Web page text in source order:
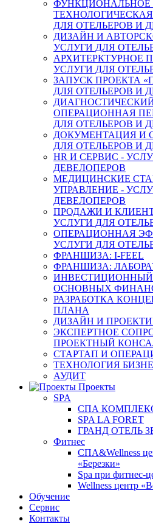
ФУНКЦИОНАЛЬНОЕ
ДЛЯ ОТЕЛЬЕРОВ И
ДИЗАЙН И
УСЛУГИ ДЛЯ
АРХИТЕРКТУРНОЕ
УСЛУГИ ДЛЯ
ЗАПУСК ПРОЕКТА
ДЛЯ ОТЕЛЬЕРОВ И
ОПЕРАЦИОННАЯ
ДЛЯ ОТЕЛЬЕРОВ И
ДОКУМЕНТАЦИЯ И
ДЛЯ ОТЕЛЬЕРОВ И
HR И СЕРВИС -
ДЕВЕЛОПЕРОВ
МЕДИЦИНСКИЕ
УПРАВЛЕНИЕ -
ДЕВЕЛОПЕРОВ
ПРОДАЖИ И
УСЛУГИ ДЛЯ
ОПЕРАЦИОННАЯ
УСЛУГИ ДЛЯ
ФРАНШИЗА: I-FEEL
ФРАНШИЗА:
ИНВЕСТИЦИОННЫЙ
ОСНОВНЫХ
РАЗРАБОТКА
ПЛАНА
ДИЗАЙН И
ЭКСПЕРТНОЕ
ПРОЕКТНЫЙ
СТАРТАП И
ТЕХНОЛОГИЯ
АУДИТ
Проекты
SPA
СПА
SPA LA FORET
ГРАНД ОТЕЛЬ
Фитнес
СПА&Wellness
«Березки»
Spa при фитнес-
Wellness центр
Обучение
Сервис
Контакты